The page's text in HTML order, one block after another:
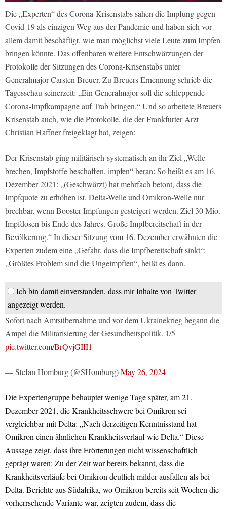
Die „Experten“ des Corona-Krisenstabs sahen die Impfung gegen
Covid-19 als einzigen Weg aus der Pandemie und haben sich vor
allem damit beschäftigt, wie man möglichst viele Leute zum Impfen
bringen könnte. Das offenbaren weitere Entschwärzungen der
Protokolle der Sitzungen des Corona-Krisenstabs unter
Generalmajor Carsten Breuer. Zu Breuers Ernennung schrieb die
Tagesschau seinerzeit: „Ein Generalmajor soll die schleppende
Corona-Impfkampagne auf Trab bringen.“ Und so arbeitete Breuers
Krisenstab auch, wie die Protokolle, die der Frankfurter Arzt
Christian Haffner freigeklagt hat, zeigen:
Der Krisenstab ging militärisch-systematisch an ihr Ziel „Welle
brechen, Impfstoffe beschaffen, impfen“ heran: So heißt es am 16.
Dezember 2021: „(Geschwärzt) hat mehrfach betont, dass die
Impfquote zu erhöhen ist. Delta-Welle und Omikron-Welle nur
brechbar, wenn Booster-Impfungen gesteigert werden. Ziel 30 Mio.
Impfdosen bis Ende des Jahres. Große Impfbereitschaft in der
Bevölkerung.“ In dieser Sitzung vom 16. Dezember erwähnten die
Experten zudem eine „Gefahr, dass die Impfbereitschaft sinkt“:
„Größtes Problem sind die Ungeimpften“, heißt es dann.
Ich bin damit einverstanden, dass mir Inhalte von Twitter
angezeigt werden.
Sofort nach Amtsübernahme und vor dem Ukrainekrieg begann die
Ampel die Militarisierung der Gesundheitspolitik. 1/5
pic.twitter.com/BrQvjGIII1
— Stefan Homburg (@SHomburg)May 26, 2024
Die Expertengruppe behauptet wenige Tage später, am 21.
Dezember 2021, die Krankheitsschwere bei Omikron sei
vergleichbar mit Delta: „Nach derzeitigen Kenntnisstand hat
Omikron einen ähnlichen Krankheitsverlauf wie Delta.“ Diese
Aussage zeigt, dass ihre Erörterungen nicht wissenschaftlich
geprägt waren: Zu der Zeit war bereits bekannt, dass die
Krankheitsverläufe bei Omikron deutlich milder ausfallen als bei
Delta. Berichte aus Südafrika, wo Omikron bereits seit Wochen die
vorherrschende Variante war, zeigten zudem, dass die